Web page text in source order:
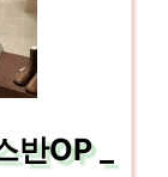
OP _